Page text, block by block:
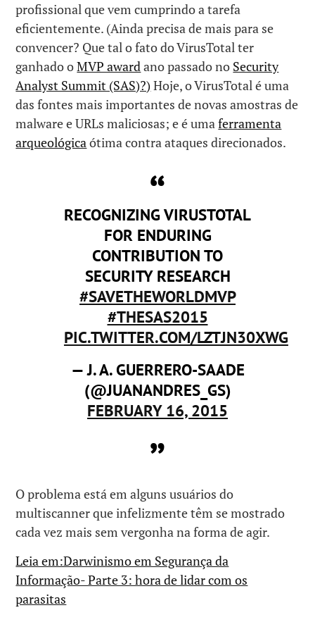
profissional que vem cumprindo a tarefa
eficientemente. (Ainda precisa de mais para se
convencer? Que tal o fato do VirusTotal ter
ganhado oMVP awardano passado no Security
Analyst Summit (SAS)?) Hoje, o VirusTotal é uma
das fontes mais importantes de novas amostras de
malware e URLs maliciosas; e é umaferramenta
arqueológicaótima contra ataques direcionados.
RECOGNIZING VIRUSTOTAL
FOR ENDURING
CONTRIBUTION TO
SECURITY RESEARCH
#SAVETHEWORLDMVP
#THESAS2015
PIC.TWITTER.COM/LZTJN30XWG
— J. A. GUERRERO-SAADE
(@JUANANDRES_GS)
FEBRUARY 16, 2015
O problema está em alguns usuários do
multiscanner que infelizmente têm se mostrado
cada vez mais sem vergonha na forma de agir.
Leia em:Darwinismo em Segurança da
Informação- Parte 3: hora de lidar com os
parasitas